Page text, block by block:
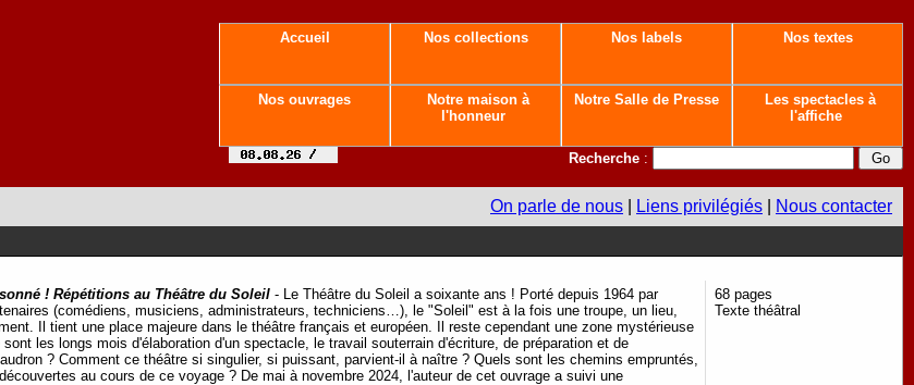
Accueil Nos collections Nos labels Nos textes
Nos ouvrages
Notre maison à
l'honneur
Notre Salle de Presse
Les spectacles à
l'affiche
Recherche :
On parle de nous Liens privilégiés Nous contacter
! Répétitions au Théâtre du Soleil - Le Théâtre du Soleil a soixante ans ! Porté depuis 1964 par
(comédiens, musiciens, administrateurs, techniciens…), le "Soleil" est à la fois une troupe, un lieu,
Il tient une place majeure dans le théâtre français et européen. Il reste cependant une zone mystérieuse
les longs mois d'élaboration d'un spectacle, le travail souterrain d'écriture, de préparation et de
? Comment ce théâtre si singulier, si puissant, parvient-il à naître ? Quels sont les chemins empruntés,
au cours de ce voyage ? De mai à novembre 2024, l'auteur de cet ouvrage a suivi une
68 pages
Texte théâtral